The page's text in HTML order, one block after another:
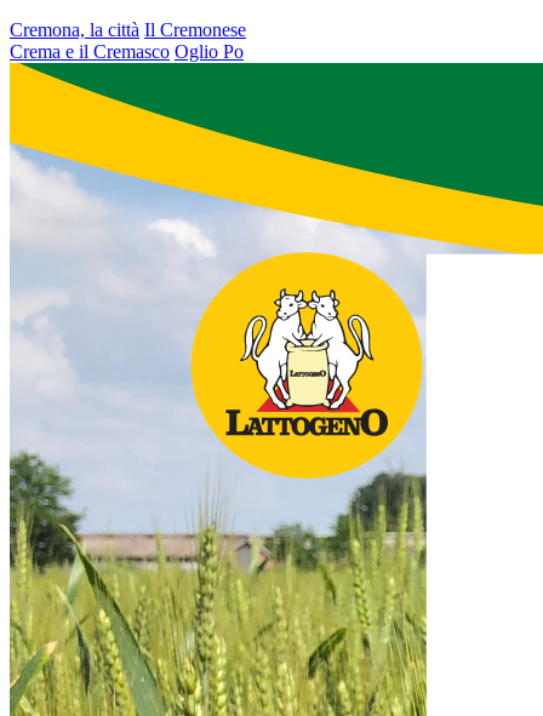
Cremona, la città Il Cremonese
Crema e il Cremasco Oglio Po